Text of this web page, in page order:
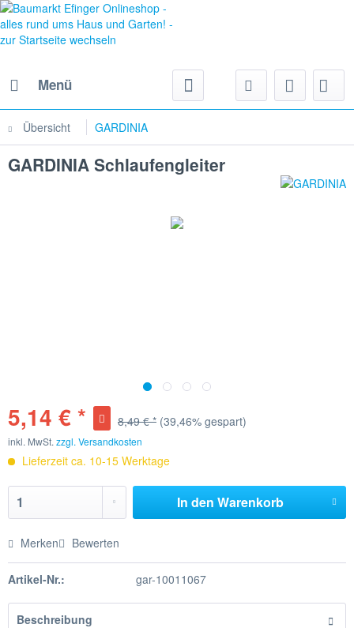
Menü
Übersicht GARDINIA
GARDINIA Schlaufengleiter
5,14 € * 8,49 € * (39,46% gespart)
inkl. MwSt. zzgl. Versandkosten
Lieferzeit ca. 10-15 Werktage
In den Warenkorb
Merken Bewerten
Artikel-Nr.: gar-10011067
Beschreibung